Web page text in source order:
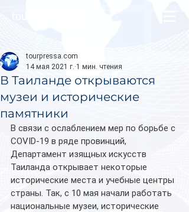
В Таиланде открываются
музеи и исторические
памятники
tourpressa.com
14 мая 2021 г. 1 мин. чтения
В связи с ослаблением мер по борьбе с
COVID-19 в ряде провинций,
Департамент изящных искусств
Таиланда открывает некоторые
исторические места и учебные центры
страны. Так, с 10 мая начали работать
национальные музеи, исторические